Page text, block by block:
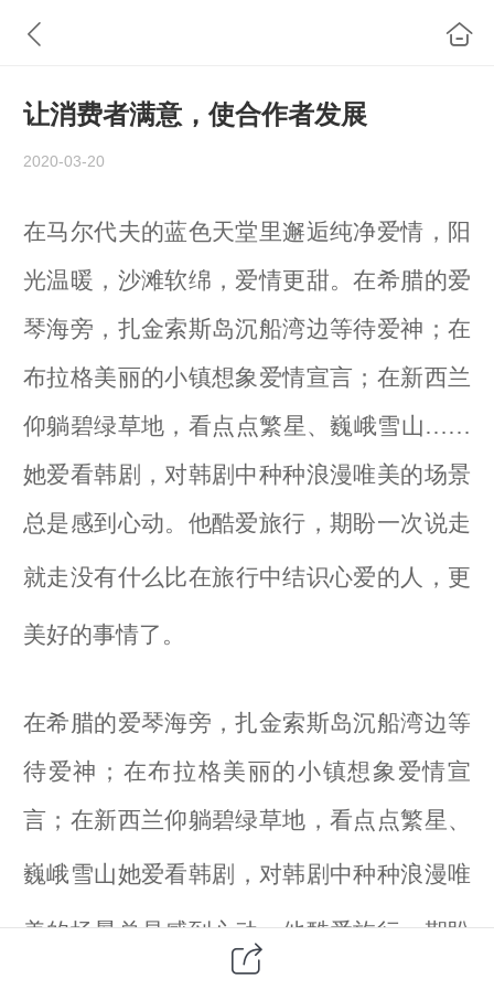
让消费者满意，使合作者发展
2020-03-20
在马尔代夫的蓝色天堂里邂逅纯净爱情，阳
光温暖，沙滩软绵，爱情更甜。在希腊的爱
琴海旁，扎金索斯岛沉船湾边等待爱神；在
布拉格美丽的小镇想象爱情宣言；在新西兰
仰躺碧绿草地，看点点繁星、巍峨雪山……
她爱看韩剧，对韩剧中种种浪漫唯美的场景
总是感到心动。他酷爱旅行，期盼一次说走
就走没有什么比在旅行中结识心爱的人，更
美好的事情了。
在希腊的爱琴海旁，扎金索斯岛沉船湾边等
待爱神；在布拉格美丽的小镇想象爱情宣
言；在新西兰仰躺碧绿草地，看点点繁星、
巍峨雪山她爱看韩剧，对韩剧中种种浪漫唯
美的场景总是感到心动。他酷爱旅行，期盼